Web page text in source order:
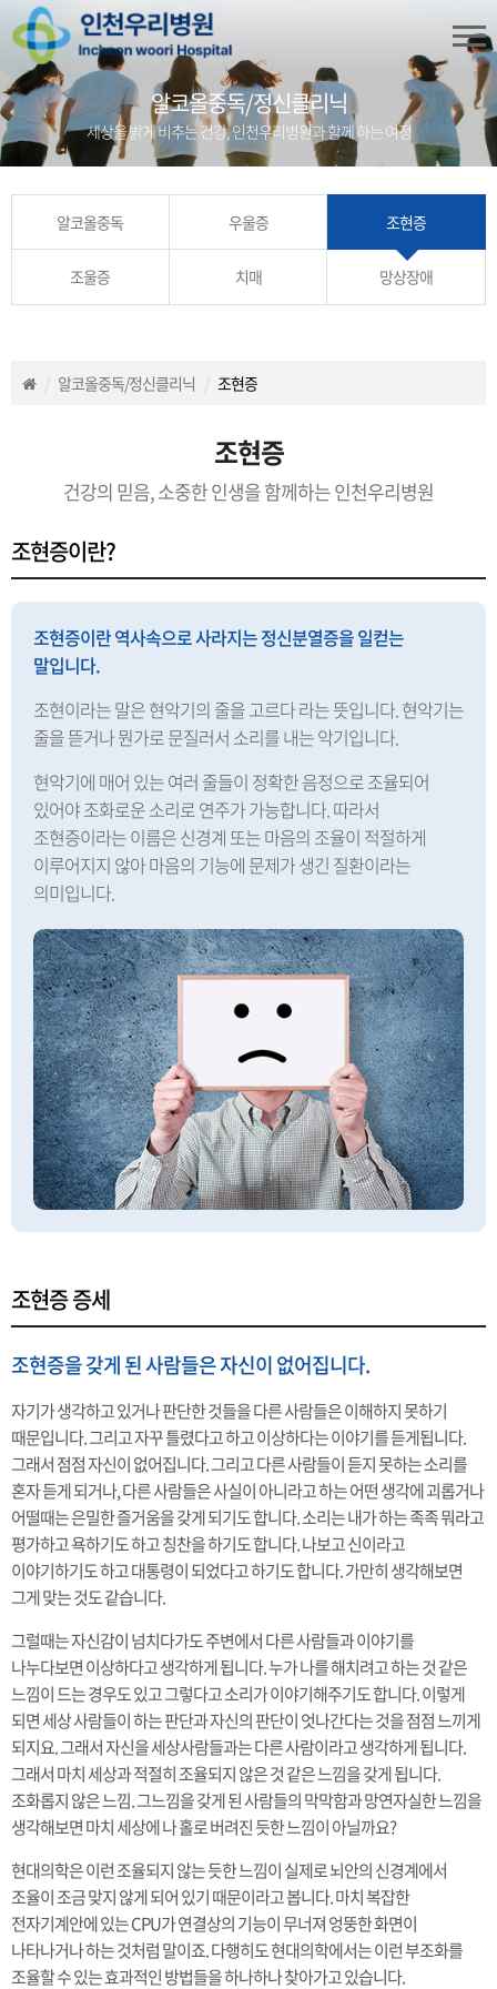
알코올중독/정신클리닉
세상을 밝게 비추는 건강, 인천우리병원과 함께 하는 여정
알코올중독 우울증 조현증
조울증 치매 망상장애
알코올중독/정신클리닉 조현증
조현증
건강의 믿음, 소중한 인생을 함께하는 인천우리병원
조현증이란?
조현증이란 역사속으로 사라지는 정신분열증을 일컫는
말입니다.
조현이라는 말은 현악기의 줄을 고르다 라는 뜻입니다. 현악기는
줄을 뜯거나 뭔가로 문질러서 소리를 내는 악기입니다.
현악기에 매어 있는 여러 줄들이 정확한 음정으로 조율되어
있어야 조화로운 소리로 연주가 가능합니다. 따라서
조현증이라는 이름은 신경계 또는 마음의 조율이 적절하게
이루어지지 않아 마음의 기능에 문제가 생긴 질환이라는
의미입니다.
조현증 증세
조현증을 갖게 된 사람들은 자신이 없어집니다.
자기가 생각하고 있거나 판단한 것들을 다른 사람들은 이해하지 못하기
때문입니다. 그리고 자꾸 틀렸다고 하고 이상하다는 이야기를 듣게됩니다.
그래서 점점 자신이 없어집니다. 그리고 다른 사람들이 듣지 못하는 소리를
혼자 듣게 되거나, 다른 사람들은 사실이 아니라고 하는 어떤 생각에 괴롭거나
어떨때는 은밀한 즐거움을 갖게 되기도 합니다. 소리는 내가 하는 족족 뭐라고
평가하고 욕하기도 하고 칭찬을 하기도 합니다. 나보고 신이라고
이야기하기도 하고 대통령이 되었다고 하기도 합니다. 가만히 생각해보면
그게 맞는 것도 같습니다.
그럴때는 자신감이 넘치다가도 주변에서 다른 사람들과 이야기를
나누다보면 이상하다고 생각하게 됩니다. 누가 나를 해치려고 하는 것 같은
느낌이 드는 경우도 있고 그렇다고 소리가 이야기해주기도 합니다. 이렇게
되면 세상 사람들이 하는 판단과 자신의 판단이 엇나간다는 것을 점점 느끼게
되지요. 그래서 자신을 세상사람들과는 다른 사람이라고 생각하게 됩니다.
그래서 마치 세상과 적절히 조율되지 않은 것 같은 느낌을 갖게 됩니다.
조화롭지 않은 느낌. 그느낌을 갖게 된 사람들의 막막함과 망연자실한 느낌을
생각해보면 마치 세상에 나 홀로 버려진 듯한 느낌이 아닐까요?
현대의학은 이런 조율되지 않는 듯한 느낌이 실제로 뇌안의 신경계에서
조율이 조금 맞지 않게 되어 있기 때문이라고 봅니다. 마치 복잡한
전자기계안에 있는 CPU가 연결상의 기능이 무너져 엉뚱한 화면이
나타나거나 하는 것처럼 말이죠. 다행히도 현대의학에서는 이런 부조화를
조율할 수 있는 효과적인 방법들을 하나하나 찾아가고 있습니다.